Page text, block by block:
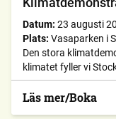
Datum: 23 augusti
Plats: Vasaparken i
Den stora
klimatet fyller vi
Läs mer/Boka